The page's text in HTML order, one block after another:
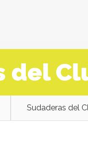
del
Sudaderas del